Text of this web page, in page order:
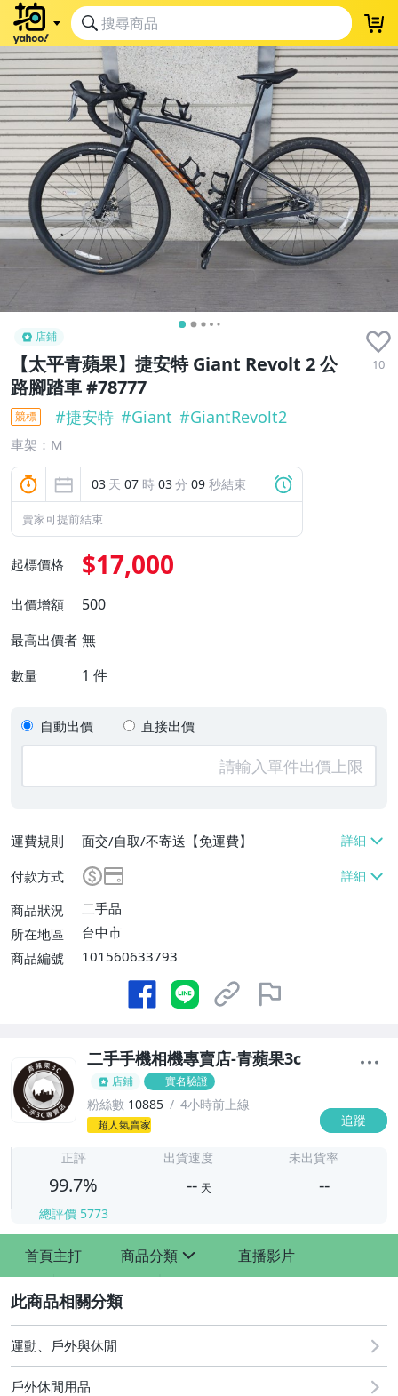
店鋪
【太平青蘋果】捷安特 Giant Revolt 2 公
路腳踏車 #78777
10
競標 #捷安特 #Giant #GiantRevolt2
車架：M
03 天 07 時 03分 08 秒結束
賣家可提前結束
起標價格 $17,000
出價增額 500
最高出價者 無
數量 1 件
自動出價 直接出價
運費規則
面交/自取/不寄送【免運費】
付款方式
商品狀況
二手品
所在地區
台中市
商品編號
101560633793
二手手機相機專賣店-青蘋果3c
店鋪 實名驗證
粉絲數 10885 4小時前上線
超人氣賣家 追蹤
-
正評
99.7%
總評價 5773
出貨速度
-- 天
未出貨率
--
首頁主打 商品分類 直播影片
運動、戶外與休閒
戶外休閒用品